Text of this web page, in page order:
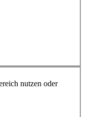
nutzen oder